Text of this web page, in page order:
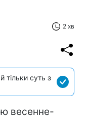
2 хв
тільки суть з
весенне-